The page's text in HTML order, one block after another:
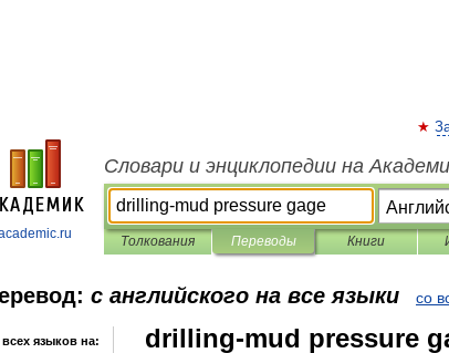
Словари и энциклопедии на
Толкования Переводы Книги
с английского на все языки со
языков на: drilling-mud pressure